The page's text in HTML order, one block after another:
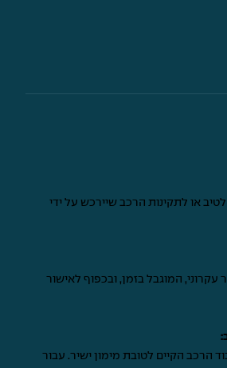
או לתקינות הרכב שיירכש על ידי
עקרוני, המוגבל בזמן, ובכפוף לאישור
הרכב הקיים לטובת מימון ישיר. עבור